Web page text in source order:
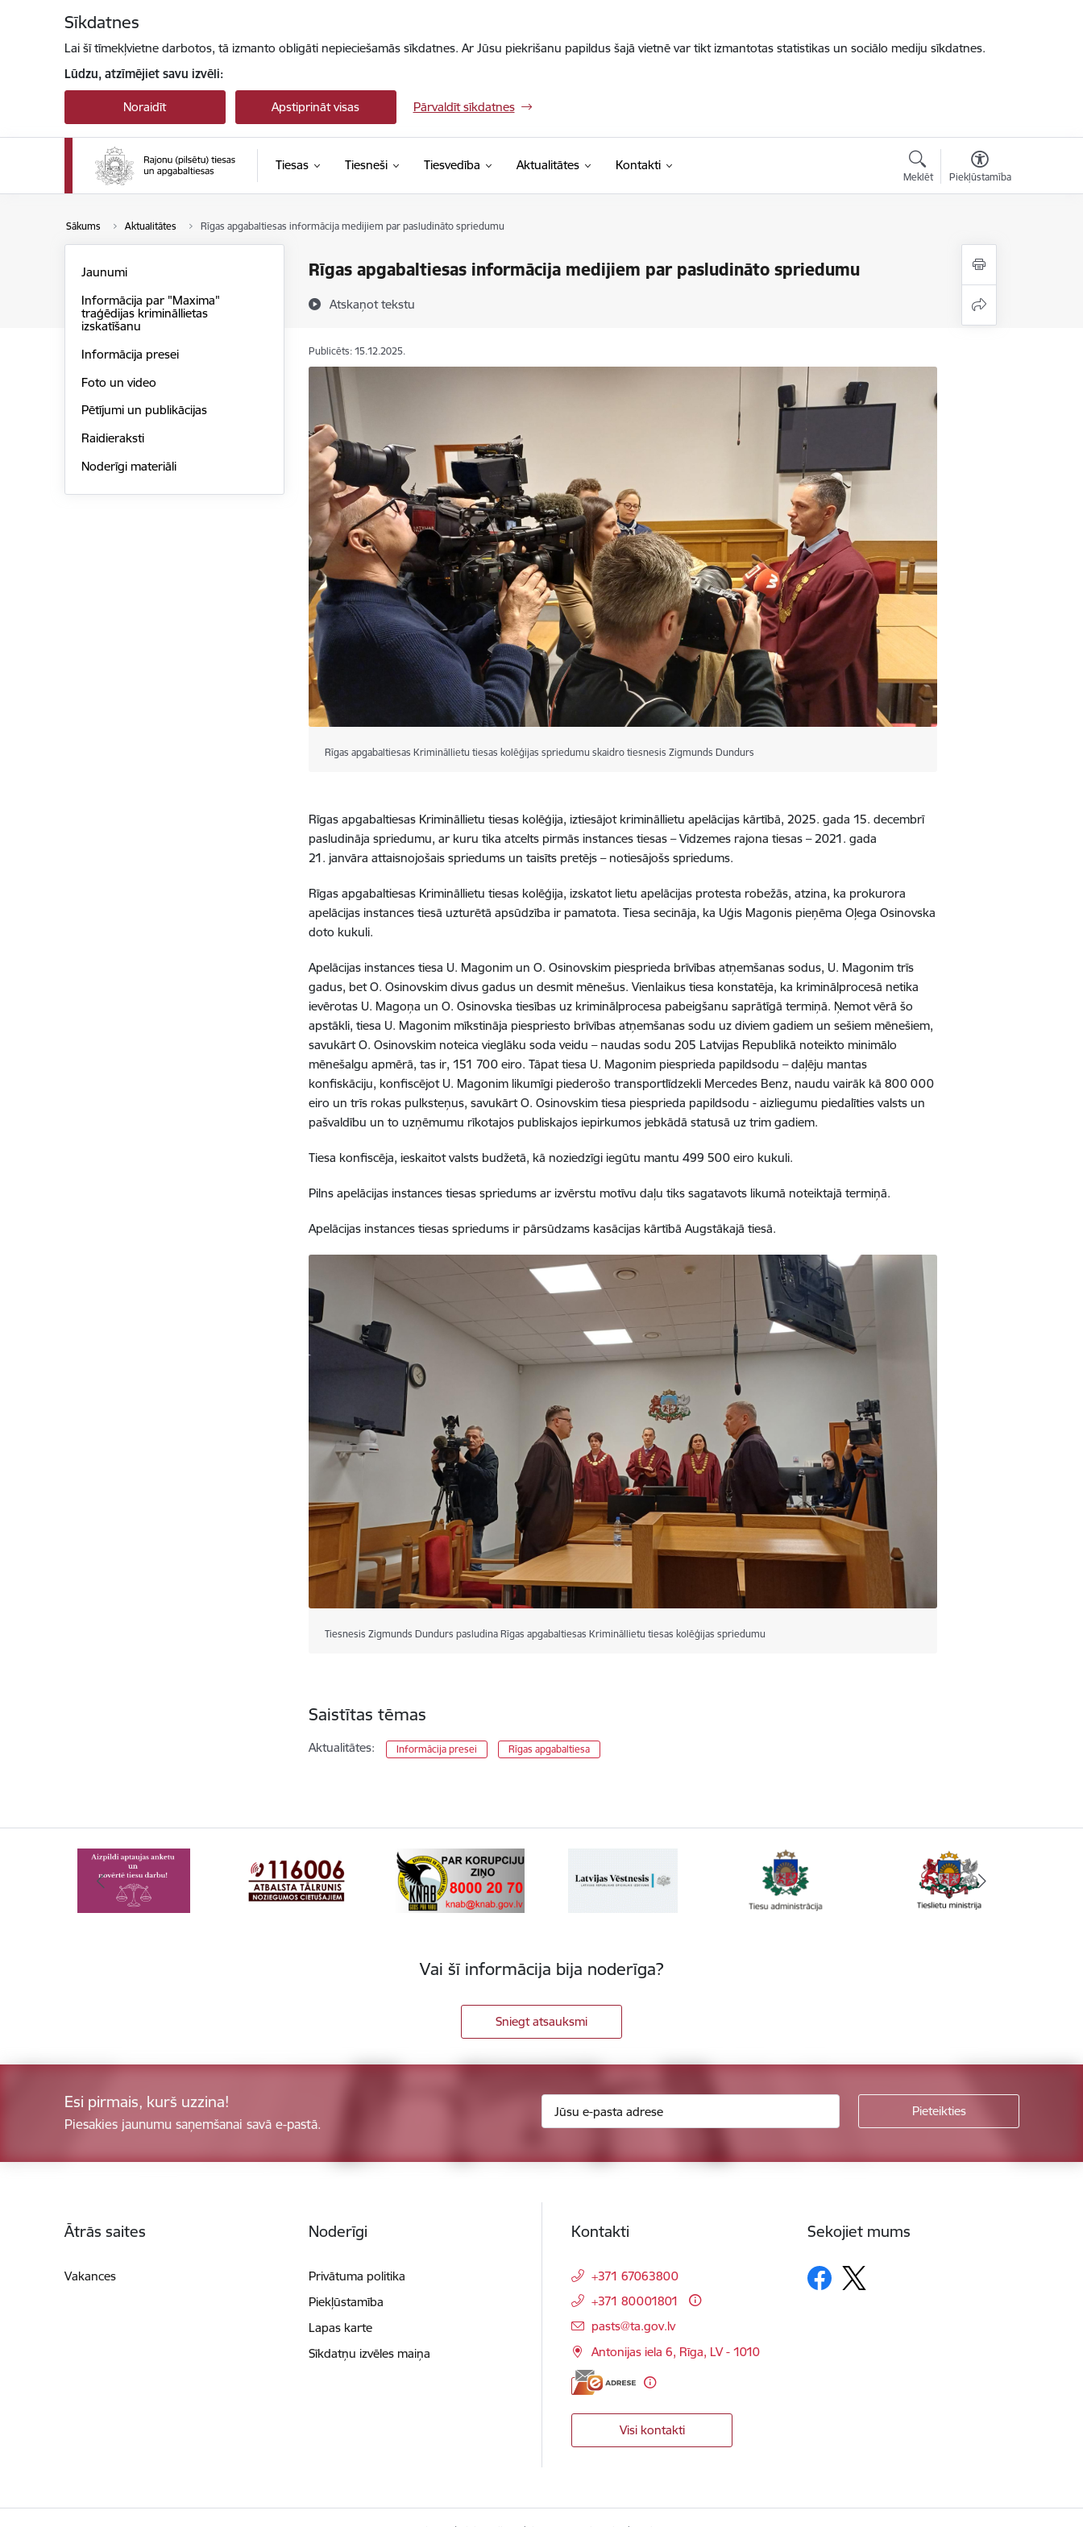
Sīkdatnes
Lai šī tīmekļvietne darbotos, tā izmanto obligāti nepieciešamās sīkdatnes. Ar Jūsu piekrišanu papildus šajā vietnē var tikt izmantotas statistikas un sociālo mediju sīkdatnes.
Lūdzu, atzīmējiet savu izvēli:
Noraidīt Apstiprināt visas Pārvaldīt sīkdatnes
Tiesas Tiesneši Tiesvedība Aktualitātes Kontakti
Meklēt Piekļūstamība
Sākums Aktualitātes Rīgas apgabaltiesas informācija medijiem par pasludināto spriedumu
Rīgas apgabaltiesas informācija medijiem par pasludināto spriedumu
Atskaņot tekstu
Jaunumi
Informācija par "Maxima"
traģēdijas krimināllietas
izskatīšanu
Informācija presei
Foto un video
Pētījumi un publikācijas
Raidieraksti
Noderīgi materiāli
Publicēts: 15.12.2025.
Rīgas apgabaltiesas Krimināllietu tiesas kolēģijas spriedumu skaidro tiesnesis Zigmunds Dundurs
Rīgas apgabaltiesas Krimināllietu tiesas kolēģija, iztiesājot krimināllietu apelācijas kārtībā, 2025. gada 15. decembrī
pasludināja spriedumu, ar kuru tika atcelts pirmās instances tiesas – Vidzemes rajona tiesas – 2021. gada
21. janvāra attaisnojošais spriedums un taisīts pretējs – notiesājošs spriedums.
Rīgas apgabaltiesas Krimināllietu tiesas kolēģija, izskatot lietu apelācijas protesta robežās, atzina, ka prokurora
apelācijas instances tiesā uzturētā apsūdzība ir pamatota. Tiesa secināja, ka Uģis Magonis pieņēma Oļega Osinovska
doto kukuli.
Apelācijas instances tiesa U. Magonim un O. Osinovskim piesprieda brīvības atņemšanas sodus, U. Magonim trīs
gadus, bet O. Osinovskim divus gadus un desmit mēnešus. Vienlaikus tiesa konstatēja, ka kriminālprocesā netika
ievērotas U. Magoņa un O. Osinovska tiesības uz kriminālprocesa pabeigšanu saprātīgā termiņā. Ņemot vērā šo
apstākli, tiesa U. Magonim mīkstināja piespriesto brīvības atņemšanas sodu uz diviem gadiem un sešiem mēnešiem,
savukārt O. Osinovskim noteica vieglāku soda veidu – naudas sodu 205 Latvijas Republikā noteikto minimālo
mēnešalgu apmērā, tas ir, 151 700 eiro. Tāpat tiesa U. Magonim piesprieda papildsodu – daļēju mantas
konfiskāciju, konfiscējot U. Magonim likumīgi piederošo transportlīdzekli Mercedes Benz, naudu vairāk kā 800 000
eiro un trīs rokas pulksteņus, savukārt O. Osinovskim tiesa piesprieda papildsodu - aizliegumu piedalīties valsts un
pašvaldību un to uzņēmumu rīkotajos publiskajos iepirkumos jebkādā statusā uz trim gadiem.
Tiesa konfiscēja, ieskaitot valsts budžetā, kā noziedzīgi iegūtu mantu 499 500 eiro kukuli.
Pilns apelācijas instances tiesas spriedums ar izvērstu motīvu daļu tiks sagatavots likumā noteiktajā termiņā.
Apelācijas instances tiesas spriedums ir pārsūdzams kasācijas kārtībā Augstākajā tiesā.
Tiesnesis Zigmunds Dundurs pasludina Rīgas apgabaltiesas Krimināllietu tiesas kolēģijas spriedumu
Saistītas tēmas
Aktualitātes: Informācija presei Rīgas apgabaltiesa
Vai šī informācija bija noderīga?
Sniegt atsauksmi
Esi pirmais, kurš uzzina!
Piesakies jaunumu saņemšanai savā e-pastā.
Ātrās saites
Vakances
Noderīgi
Privātuma politika
Piekļūstamība
Lapas karte
Sīkdatņu izvēles maiņa
Kontakti
+371 67063800
+371 80001801
E-pasts:
pasts@ta.gov.lv
Antonijas iela 6, Rīga, LV - 1010
Visi kontakti
Sekojiet mums